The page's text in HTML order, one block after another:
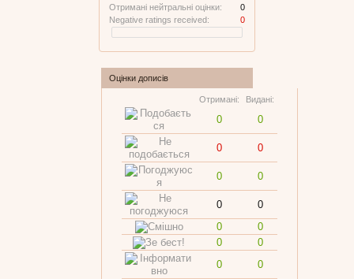
Отримані нейтральні оцінки:
0
Negative ratings received:
0
Оцінки дописів
Отримані: Видані:
0 0
0 0
0 0
0
0
0
0
0
0
0
0